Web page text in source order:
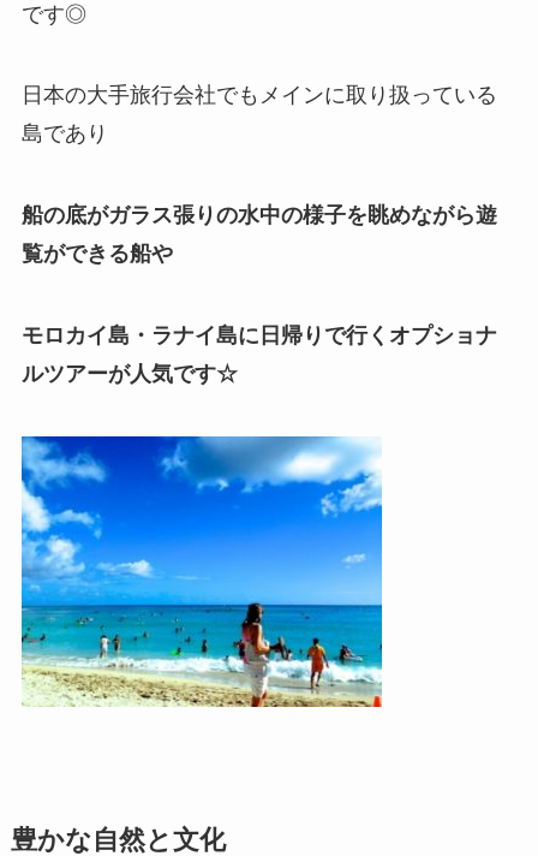
です◎
日本の大手旅行会社でもメインに取り扱っている
島であり
船の底がガラス張りの水中の様子を眺めながら遊
覧ができる船や
モロカイ島・ラナイ島に日帰りで行くオプショナ
ルツアーが人気です☆
豊かな自然と文化